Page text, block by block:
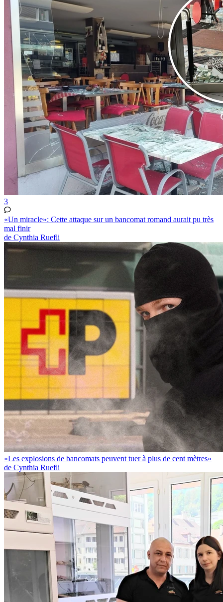
3
«Un miracle»: Cette attaque sur un bancomat romand aurait pu très
mal finir
de Cynthia Ruefli
«Les explosions de bancomats peuvent tuer à plus de cent mètres»
de Cynthia Ruefli